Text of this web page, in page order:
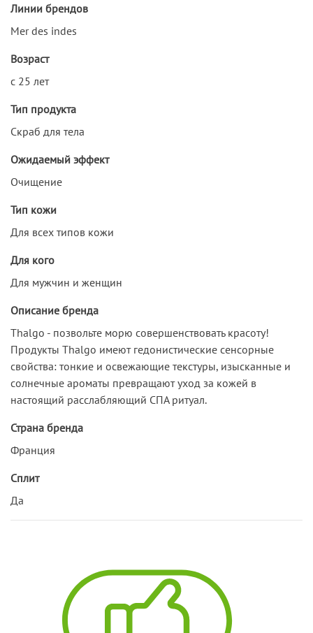
Линии брендов
Mer des indes
Возраст
с 25 лет
Тип продукта
Скраб для тела
Ожидаемый эффект
Очищение
Тип кожи
Для всех типов кожи
Для кого
Для мужчин и женщин
Описание бренда
Thalgo - позвольте морю совершенствовать красоту!
Продукты Thalgo имеют гедонистические сенсорные
свойства: тонкие и освежающие текстуры, изысканные и
солнечные ароматы превращают уход за кожей в
настоящий расслабляющий СПА ритуал.
Страна бренда
Франция
Сплит
Да